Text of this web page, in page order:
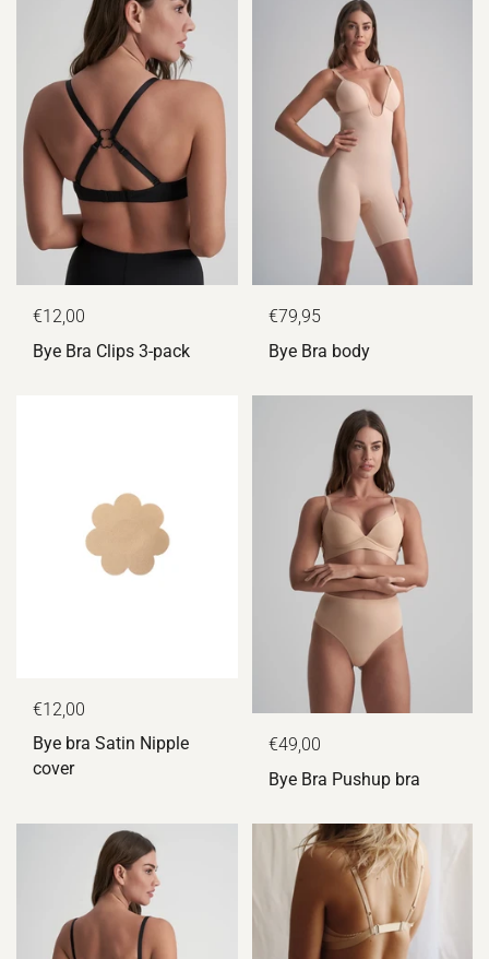
€12,00
Bye Bra Clips 3-pack
€79,95
Bye Bra body
€12,00
Bye bra Satin Nipple
cover
€49,00
Bye Bra Pushup bra